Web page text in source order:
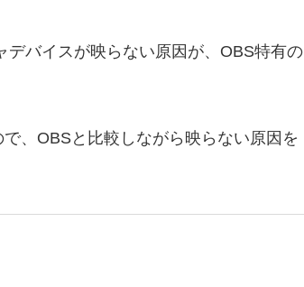
バイスが映らない原因が、OBS特有の
、OBSと比較しながら映らない原因を